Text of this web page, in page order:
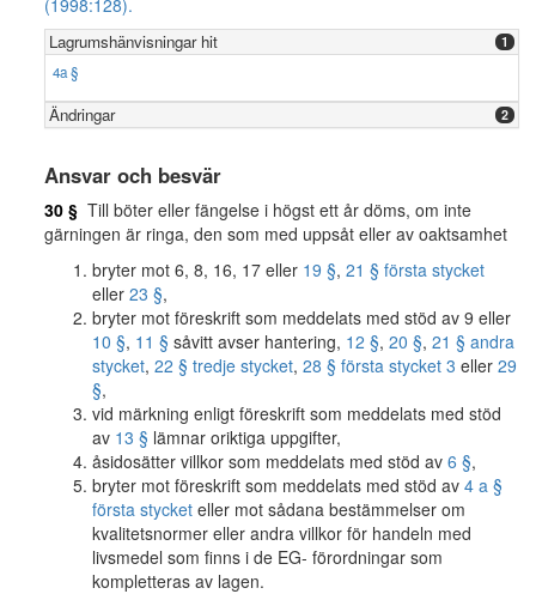
(1998:128).
Lagrumshänvisningar hit 1
4a §
Ändringar 2
Ansvar och besvär
30 § Till böter eller fängelse i högst ett år döms, om inte
gärningen är ringa, den som med uppsåt eller av oaktsamhet
bryter mot 6, 8, 16, 17 eller 19 §, 21 § första stycket
eller 23 §,
bryter mot föreskrift som meddelats med stöd av 9 eller
10 §, 11 § såvitt avser hantering, 12 §, 20 §, 21 § andra
stycket, 22 § tredje stycket, 28 § första stycket 3 eller 29
§,
vid märkning enligt föreskrift som meddelats med stöd
av 13 § lämnar oriktiga uppgifter,
åsidosätter villkor som meddelats med stöd av 6 §,
bryter mot föreskrift som meddelats med stöd av 4 a §
första stycket eller mot sådana bestämmelser om
kvalitetsnormer eller andra villkor för handeln med
livsmedel som finns i de EG- förordningar som
kompletteras av lagen.